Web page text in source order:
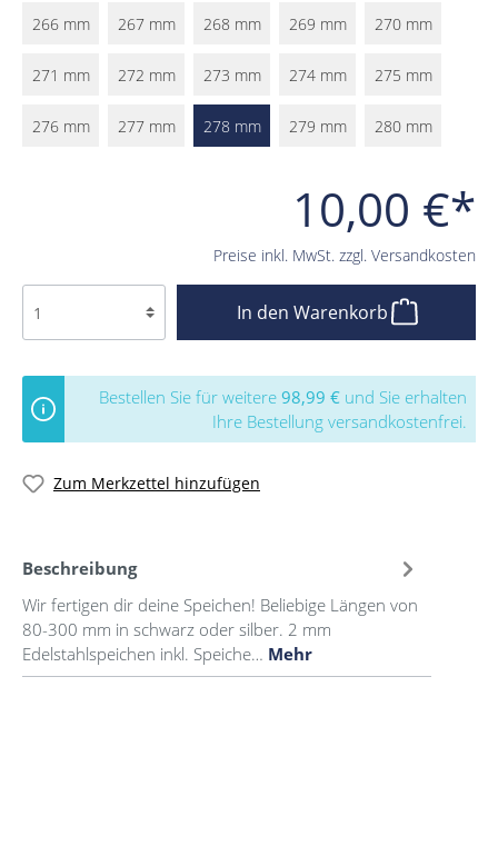
10,00 €*
Preise inkl. MwSt. zzgl. Versandkosten
266 mm 267 mm 268 mm 269 mm 270 mm
271 mm 272 mm 273 mm 274 mm 275 mm
276 mm 277 mm 278 mm 279 mm 280 mm
In den Warenkorb
Bestellen Sie für weitere 98,99 € und Sie erhalten
Ihre Bestellung versandkostenfrei.
Zum Merkzettel hinzufügen
Beschreibung
Wir fertigen dir deine Speichen! Beliebige Längen von
80-300 mm in schwarz oder silber. 2 mm
Edelstahlspeichen inkl. Speiche… Mehr